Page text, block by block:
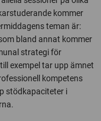
kommer
teman är:
bland annat kommer
strategi för
exempel tar upp ämnet
kompetens
stödkapaciteter i